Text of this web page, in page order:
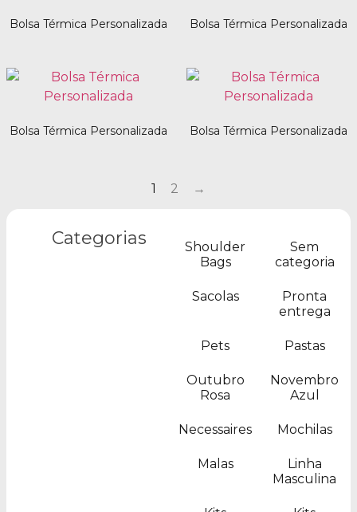
Categorias
Shoulder
Bags
Sem
categoria
Sacolas
Pronta
entrega
Pets Pastas
Outubro
Rosa
Novembro
Azul
Necessaires Mochilas
Malas
Linha
Masculina
Bolsa Térmica Personalizada Bolsa Térmica Personalizada
Bolsa Térmica Personalizada Bolsa Térmica Personalizada
1 2 →